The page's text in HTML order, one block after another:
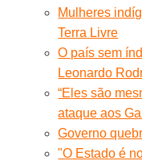
Mulheres
Terra Livre
O país sem
Leonardo
“Eles são
ataque aos
Governo
"O Estado é